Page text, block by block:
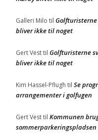
Galleri Milo til
bliver ikke til noget
Gert Vesttil Golfturisterne
bliver ikke til noget
Kim Hassel-Pflugh til Se
arrangementer i golfugen
Gert Vesttil Kommunen
sommerparkeringspladsen